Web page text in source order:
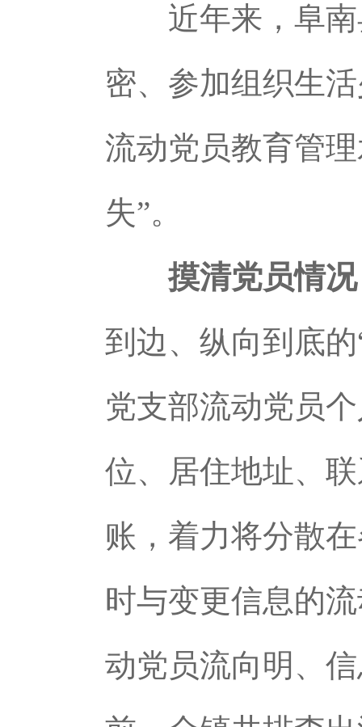
近年来，阜南
密、参加组织生
流动党员教育管
失”。
摸清党员情
到边、纵向到底
党支部流动党员
位、居住地址、
账，着力将分散
时与变更信息的
动党员流向明、